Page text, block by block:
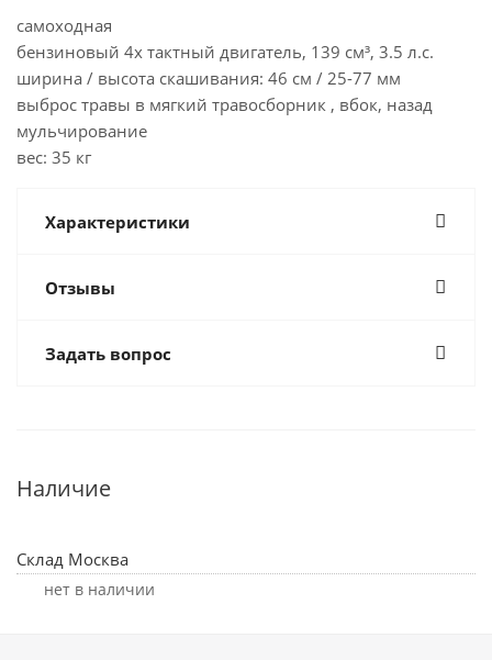
самоходная
бензиновый 4х тактный двигатель, 139 см³, 3.5 л.с.
ширина / высота скашивания: 46 см / 25-77 мм
выброс травы в мягкий травосборник , вбок, назад
мульчирование
вес: 35 кг
Характеристики
Отзывы
Задать вопрос
Наличие
Склад Москва
Нет в наличии